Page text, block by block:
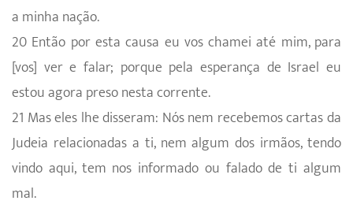
a minha nação.
20 Então por esta causa eu vos chamei até mim, para
[vos] ver e falar; porque pela esperança de Israel eu
estou agora preso nesta corrente.
21 Mas eles lhe disseram: Nós nem recebemos cartas da
Judeia relacionadas a ti, nem algum dos irmãos, tendo
vindo aqui, tem nos informado ou falado de ti algum
mal.